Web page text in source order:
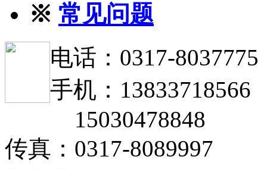
※ 常见问题
电话：0317-8037775
手机：13833718566
15030478848
传真：0317-8089997